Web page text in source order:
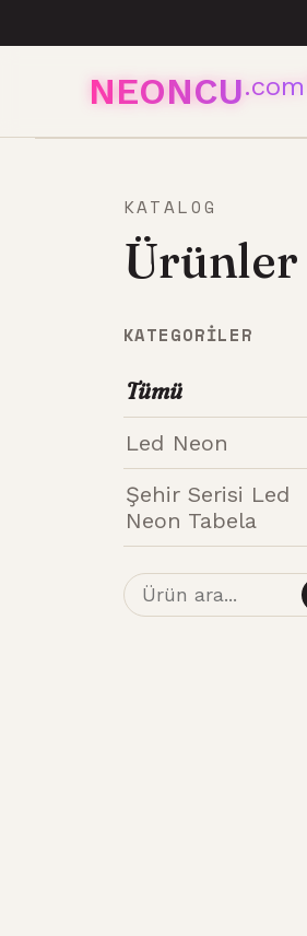
NEONCU.com
KATALOG
Ürünler
KATEGORILER
Tümü
Led Neon
Şehir Serisi Led
Neon Tabela